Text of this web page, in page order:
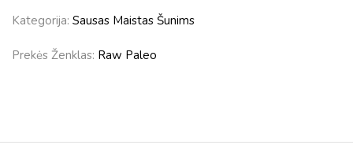
Kategorija: Sausas Maistas Šunims
Prekės Ženklas: Raw Paleo